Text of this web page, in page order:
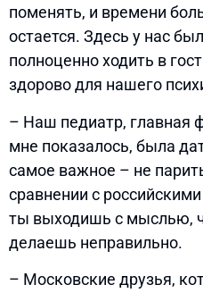
поменять, и времени
остается. Здесь у нас
полноценно ходить в
здорово для нашего
– Наш педиатр, главная
мне показалось, была
самое важное – не
сравнении с
ты выходишь с мыслью,
делаешь неправильно.
– Московские друзья,